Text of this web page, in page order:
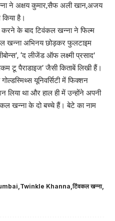
ने अक्षय कुमार,सैफ अली खान,अजय
है।
करने के बाद टिवंकल खन्ना ने फिल्म
खन्ना अभिनय छोड़कर फुलटाइम
‘द लीजेंड ऑफ लक्ष्मी प्रसाद’
टू पैराडाइज’ जैसी किताबें लिखी हैं।
यूनिवर्सिटी में फिक्शन
लिया था और हाल ही में उन्होंने अपनी
खन्ना के दो बच्चे हैं। बेटे का नाम
Twinkle Khanna टिंवकल खन्ना